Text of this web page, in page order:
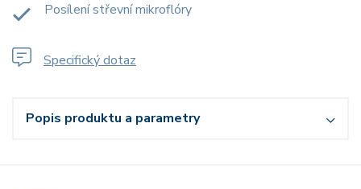
Posílení střevní mikroflóry
Specifický dotaz
Popis produktu a parametry